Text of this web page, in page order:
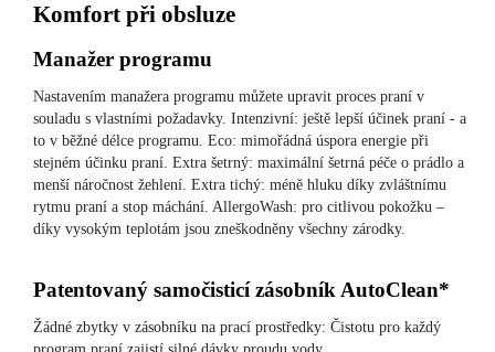
Komfort při obsluze
Manažer programu
Nastavením manažera programu můžete upravit proces praní v
souladu s vlastními požadavky. Intenzivní: ještě lepší účinek praní - a
to v běžné délce programu. Eco: mimořádná úspora energie při
stejném účinku praní. Extra šetrný: maximální šetrná péče o prádlo a
menší náročnost žehlení. Extra tichý: méně hluku díky zvláštnímu
rytmu praní a stop máchání. AllergoWash: pro citlivou pokožku –
díky vysokým teplotám jsou zneškodněny všechny zárodky.
Patentovaný samočisticí zásobník AutoClean*
Žádné zbytky v zásobníku na prací prostředky: Čistotu pro každý